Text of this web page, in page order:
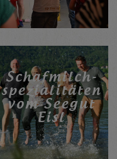
Schafmilch-
spezialitäten
vom Seegut
Eisl